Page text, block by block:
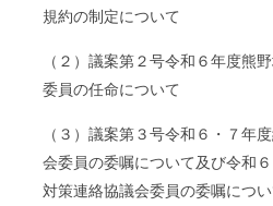
規約の制定について
（２）議案第２号令和６年度熊
委員の任命について
（３）議案第３号令和６・７年
会委員の委嘱について及び令和
対策連絡協議会委員の委嘱につい